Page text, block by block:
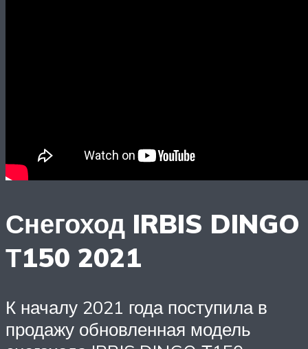
Снегоход IRBIS DINGO
Т150 2021
К началу 2021 года поступила в
продажу обновленная модель